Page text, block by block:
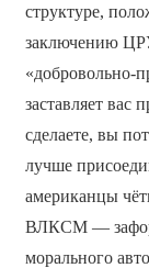
структуре,
заключению
«добровольно-
заставляет вас
сделаете, вы
лучше
американцы
ВЛКСМ —
морального